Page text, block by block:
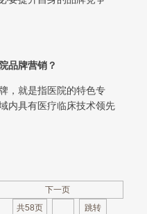
品牌营销？
，就是指医院的特色专
内具有医疗临床技术领先
下一页
共58页